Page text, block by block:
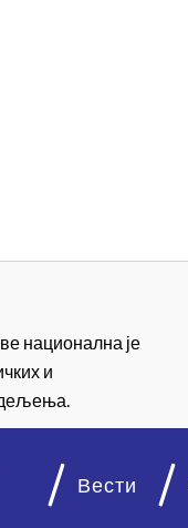
Вести
национална је
и